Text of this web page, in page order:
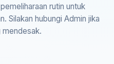
rutin untuk
Silakan hubungi Admin jika
mendesak.